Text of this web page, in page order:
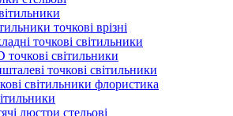
точкові врізні
точкові світильники
точкові світильники
точкові світильники
світильники флористика
люстри стельові